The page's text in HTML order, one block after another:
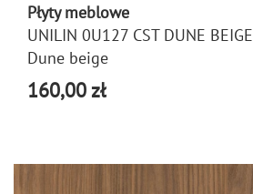
Płyty meblowe
UNILIN 0U127 CST DUNE BEIGE
Dune beige
160,00 zł